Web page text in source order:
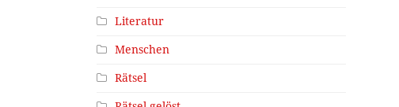
Literatur
Menschen
Rätsel